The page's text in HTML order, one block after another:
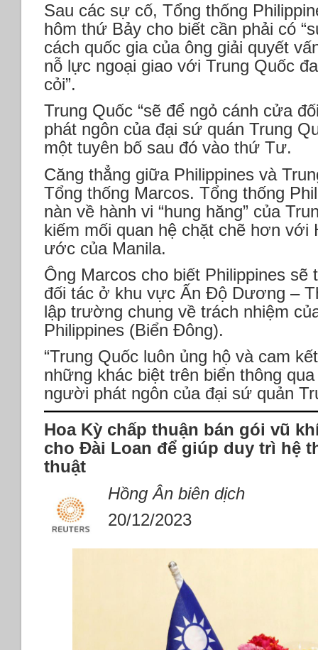
Sau các sự cố, Tổng thống
hôm thứ Bảy cho biết cần phải có
cách quốc gia của ông giải quyết
nỗ lực ngoại giao với Trung Quốc
cỏi”.
Trung Quốc “sẽ để ngỏ cánh cửa
phát ngôn của đại sứ quán Trung
một tuyên bố sau đó vào thứ Tư.
Căng thẳng giữa Philippines và
Tổng thống Marcos. Tổng thống
nàn về hành vi “hung hăng” của
kiếm mối quan hệ chặt chẽ hơn với
ước của Manila.
Ông Marcos cho biết Philippines
đối tác ở khu vực Ấn Độ Dương –
lập trường chung về trách nhiệm
Philippines (Biển Đông).
“Trung Quốc luôn ủng hộ và cam
những khác biệt trên biển thông
người phát ngôn của đại sứ quản
Hoa Kỳ chấp thuận bán gói vũ
cho Đài Loan để giúp duy trì hệ
thuật
Hồng Ân biên dịch
20/12/2023